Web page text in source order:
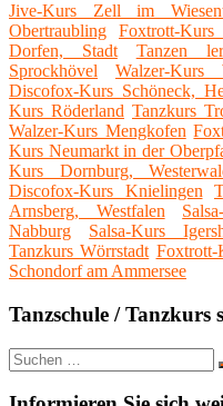
Jive-Kurs Zell im
Obertraubling
Foxtrott-Kurs
Dorfen, Stadt
Tanzen
Sprockhövel
Walzer-Kurs
Discofox-Kurs Schöneck,
Kurs Röderland Tanzkurs
Walzer-Kurs Mengkofen
Kurs Neumarkt in der
Kurs Dornburg,
Discofox-Kurs Knielingen
Arnsberg, Westfalen
Nabburg
Salsa-Kurs
Tanzkurs Wörrstadt Foxtrott-
Schondorf am Ammersee
Tanzschule / Tanzkurs
Suche
nach: